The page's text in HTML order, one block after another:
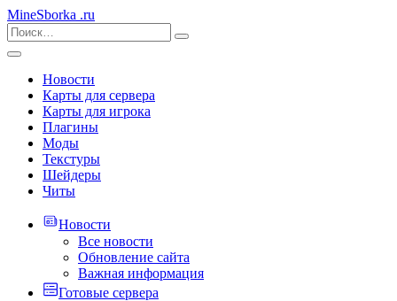
MineSborka .ru
Новости
Карты для сервера
Карты для игрока
Плагины
Моды
Текстуры
Шейдеры
Читы
Новости
Все новости
Обновление сайта
Важная информация
Готовые сервера